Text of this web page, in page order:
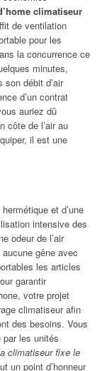
climatiseur
de ventilation
pour les
la concurrence ce
minutes,
débit d’air
d’un contrat
auriez dû
côte de l’air au
il est une
et d’une
intensive des
odeur de l’air
gêne avec
les articles
garantir
votre projet
climatiseur afin
des besoins. Vous
les unités
climatiseur fixe le
un point d’honneur